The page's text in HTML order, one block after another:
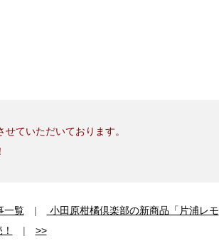
ていただいております。
一覧|
小田原柑橘倶楽部の新商品「片浦レモ
| >>